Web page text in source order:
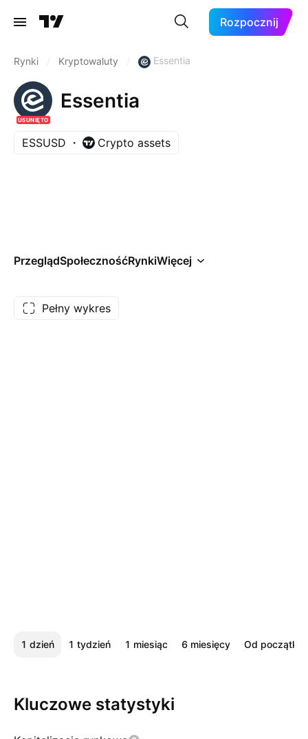
Rozpocznij
Rynki Kryptowaluty Essentia
USUNIĘTO
Essentia
ESSUSD Crypto assets
PrzeglądSpołecznośćRynkiWięcej
Pełny wykres
1 dzień 1 tydzień 1 miesiąc 6 miesięcy Od początku
Kluczowe statystyki